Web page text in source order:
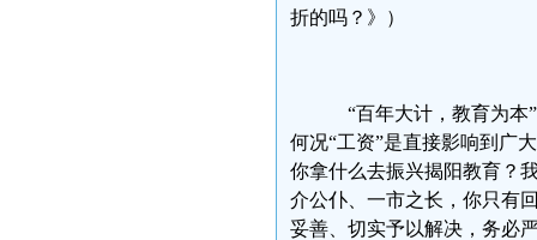
折的吗？》）
“百年大计，教育为本
何况“工资”是直接影响到广
你拿什么去振兴揭阳教育？
介公仆、一市之长，你只有
妥善、切实予以解决，务必